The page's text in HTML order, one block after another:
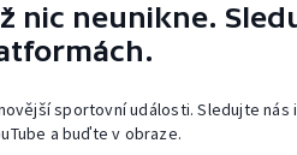
nic neunikne.
sportovní události. Sledujte nás
a buďte v obraze.